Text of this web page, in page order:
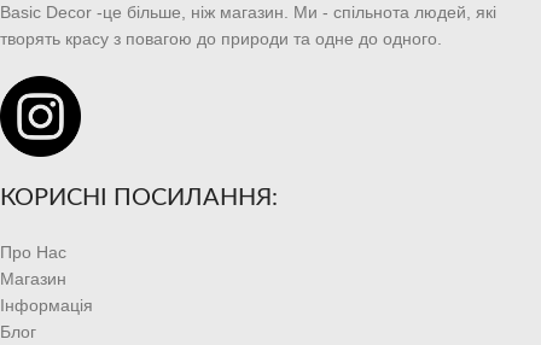
Basic Decor -це більше, ніж магазин. Ми - спільнота людей, які
творять красу з повагою до природи та одне до одного.
КОРИСНІ ПОСИЛАННЯ:
Про Нас
Магазин
Інформація
Блог